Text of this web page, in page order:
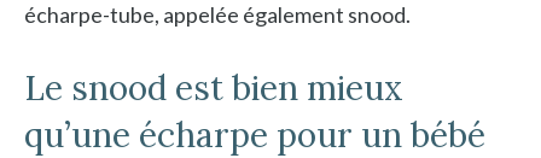
écharpe-tube, appelée également snood.
Le snood est bien mieux
qu’une écharpe pour un bébé